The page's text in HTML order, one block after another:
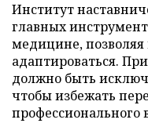
Институт
главных
медицине,
адаптироваться.
должно быть
чтобы избежать
профессионального